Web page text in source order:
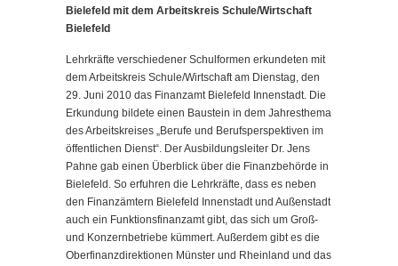
Bielefeld mit dem Arbeitskreis Schule/Wirtschaft
Bielefeld
Lehrkräfte verschiedener Schulformen erkundeten mit
dem Arbeitskreis Schule/Wirtschaft am Dienstag, den
29. Juni 2010 das Finanzamt Bielefeld Innenstadt. Die
Erkundung bildete einen Baustein in dem Jahresthema
des Arbeitskreises „Berufe und Berufsperspektiven im
öffentlichen Dienst“. Der Ausbildungsleiter Dr. Jens
Pahne gab einen Überblick über die Finanzbehörde in
Bielefeld. So erfuhren die Lehrkräfte, dass es neben
den Finanzämtern Bielefeld Innenstadt und Außenstadt
auch ein Funktionsfinanzamt gibt, das sich um Groß-
und Konzernbetriebe kümmert. Außerdem gibt es die
Oberfinanzdirektionen Münster und Rheinland und das